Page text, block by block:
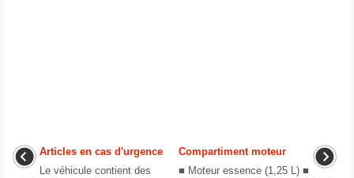
Articles en cas d'urgence
Le véhicule contient des
Compartiment moteur
■ Moteur essence (1,25 L) ■